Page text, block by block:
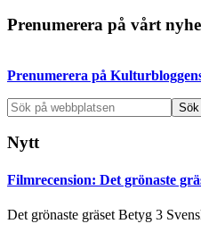
Primärt
Prenumerera på vårt
Prenumerera på
Sök
på
webbplatsen
Nytt
Filmrecension: Det grönaste
Det grönaste gräset Betyg 3